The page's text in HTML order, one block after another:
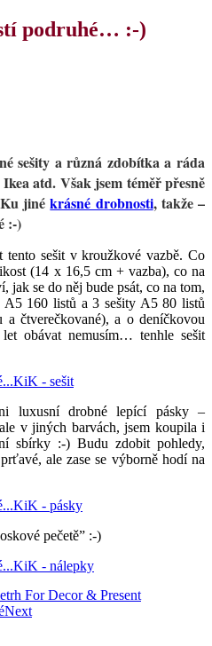
podruhé… :-)
sešity a různá zdobítka a ráda
atd. Však jsem téměř přesně
jinékrásné drobnosti, takže –
:-)
tento sešit v kroužkové vazbě. Co
(14 x 16,5 cm + vazba), co na
jak se do něj bude psát, co na tom,
A5 160 listů a 3 sešity A5 80 listů
a čtverečkované), a o deníčkovou
obávat nemusím… tenhle sešit
luxusní drobné lepící pásky –
v jiných barvách, jsem koupila i
sbírky :-) Budu zdobit pohledy,
ale zase se výborně hodí na
pečetě” :-)
For Decor & Present
Next